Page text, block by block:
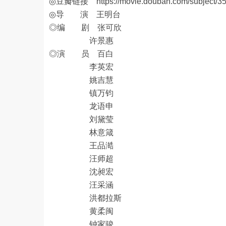
◎导 演 王明台
◎编 剧 张可欣
许景惠
◎演 员 百白
李英宏
姚吉慧
镇万钧
龙语申
刘黛莹
林意箴
王品澔
汪师超
沈昶宏
汪采涵
洪都拉斯
黄柔闽
钟家骏